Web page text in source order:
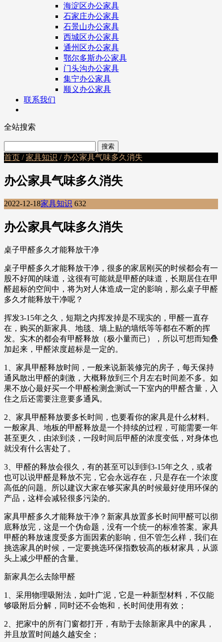
海淀区办公家具
石家庄办公家具
石景山办公家具
西城区办公家具
通州区办公家具
鄂尔多斯办公家具
门头沟办公家具
集宁办公家具
顺义办公家具
联系我们
全站搜索
首页 /家具知识 / 办公家具气味多久消失
办公家具气味多久消失
2022-12-18家具知识 632
办公家具气味多久消失
桌子甲醛多久才能释放干净
桌子甲醛多久才能释放干净，很多的家居刚买的时候都会有一
股不好闻的味道，这很有可能就是甲醛的味道，长期居住在甲
醛超标的空间中，将为对人体造成一定的影响，那么桌子甲醛
多久才能释放干净呢？
挥发3-15年之久，短期之内挥发掉是不现实的，甲醛一直存
在，购买的新家具、地毯、墙上贴的墙纸等等都在不断的挥
发。实木的都会有甲醛释放（极小量而已），所以可想而知叠
加起来，甲醛浓度超标是一定的。
1、家具甲醛释放时间，一般来说新装修完的房子，每天保持
通风散出甲醛的刺激，大概释放到三个月左右时间差不多。如
果不放心最好买一个甲醛检测盒测试一下室内的甲醛含量，入
住之后还需要注意要多通风。
2、家具甲醛释放要多长时间，也要看你的家具是什么材料。
一般家具、地板的甲醛释放是一个持续的过程，可能需要一年
甚至更久，由浓到淡，一段时间后甲醛的浓度变低，对身体也
就没有什么害处了。
3、甲醛的释放会很久，有的甚至可以到到3-15年之久，或者
也可以说甲醛是释放不完，它会永远存在，只是存在一个浓度
高低的问题。所以建议大家在够买家具的时候最好使用环保的
产品，这样会减轻很多污染的。
家具甲醛多久才能释放干净？新家具放置多长时间甲醛可以彻
底释放完，这是一个伪命题，没有一个统一的标准答案。家具
甲醛的释放速度受多方面因素的影响，但不管怎么样，我们在
挑选家具的时候，一定要挑选环保指数较高的板材家具，从源
头上减少甲醛的含量。
新家具怎么去除甲醛
1、采用物理吸附法，如叶广泥，它是一种新型材料，不仅能
够吸附后分解，同时还不会饱和，长时间使用有效；
2、把家中的所有门窗都打开，有助于去除新家具中的家具，
并且放置时间越久越安全；